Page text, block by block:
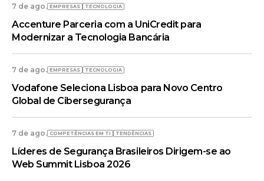
7 de ago. EMPRESAS TECNOLOGIA
Accenture Parceria com a UniCredit para
Modernizar a Tecnologia Bancária
7 de ago. EMPRESAS TECNOLOGIA
Vodafone Seleciona Lisboa para Novo Centro
Global de Cibersegurança
7 de ago. COMPETÊNCIAS EM TI TENDÊNCIAS
Líderes de Segurança Brasileiros Dirigem-se ao
Web Summit Lisboa 2026